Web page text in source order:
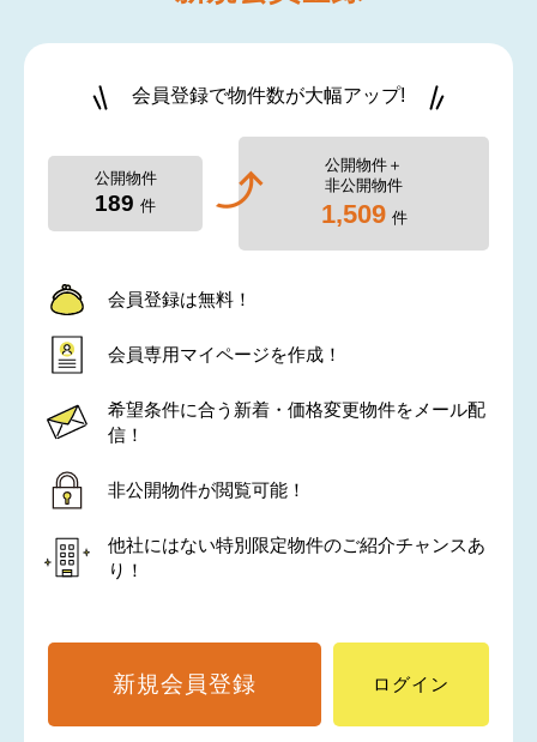
会員登録で物件数が大幅アップ!
公開物件
189 件
公開物件＋
非公開物件
1,509 件
会員登録は無料！
会員専用マイページを作成！
希望条件に合う新着・価格変更物件をメール配
信！
非公開物件が閲覧可能！
他社にはない特別限定物件のご紹介チャンスあ
り！
新規会員登録 ログイン